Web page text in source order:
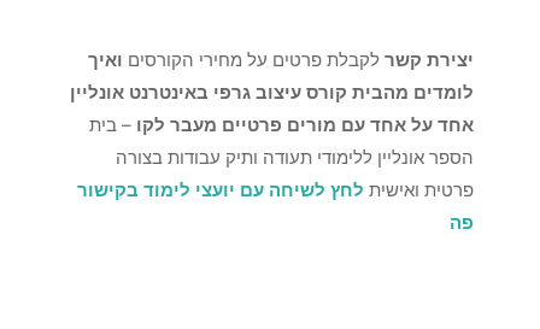
יצירת קשרלקבלת פרטים על מחירי הקורסים ואיך
לומדים מהבית קורס עיצוב גרפי באינטרנט אונליין
אחד על אחד עם מורים פרטיים מעבר לקו – בית
הספר אונליין ללימודי תעודה ותיק עבודות בצורה
פרטית ואישית לחץ לשיחה עם יועצי לימוד בקישור
פה